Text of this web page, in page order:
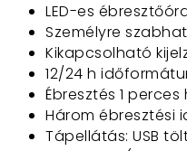
LED-es
Személyre
Kikapcsolható
12/24 h
Ébresztés 1
Három ébresztési
Tápellátás: USB